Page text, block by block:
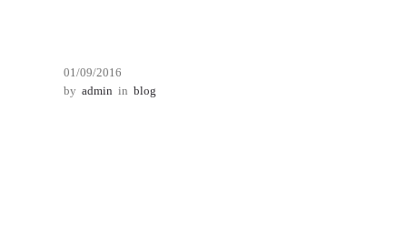
01/09/2016
by admin in blog